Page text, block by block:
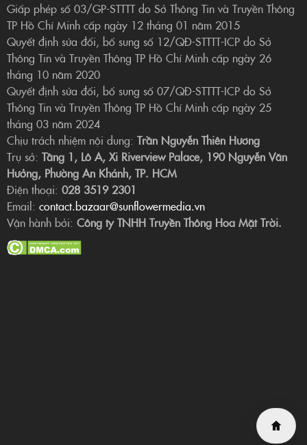
Giấp phép số 03/GP-STTTT do Sở Thông Tin và Truyền Thông
TP Hồ Chí Minh cấp ngày 12 tháng 01 năm 2015
Quyết định sửa đổi, bổ sung số 12/QĐ-STTTT-ICP do Sở
Thông Tin và Truyền Thông TP Hồ Chí Minh cấp ngày 26
tháng 10 năm 2020
Quyết định sửa đổi, bổ sung số 07/QĐ-STTTT-ICP do Sở
Thông Tin và Truyền Thông TP Hồ Chí Minh cấp ngày 25
tháng 03 năm 2024
Chịu trách nhiệm nội dung: Trần Nguyễn Thiên Hương
Trụ sở: Tầng 1, Lô A, Xi Riverview Palace, 190 Nguyễn Văn
Hưởng, Phường An Khánh, TP. HCM
Điện thoại: 028 3519 2301
Email: contact.bazaar@sunflowermedia.vn
Vận hành bởi: Công ty TNHH Truyền Thông Hoa Mặt Trời.